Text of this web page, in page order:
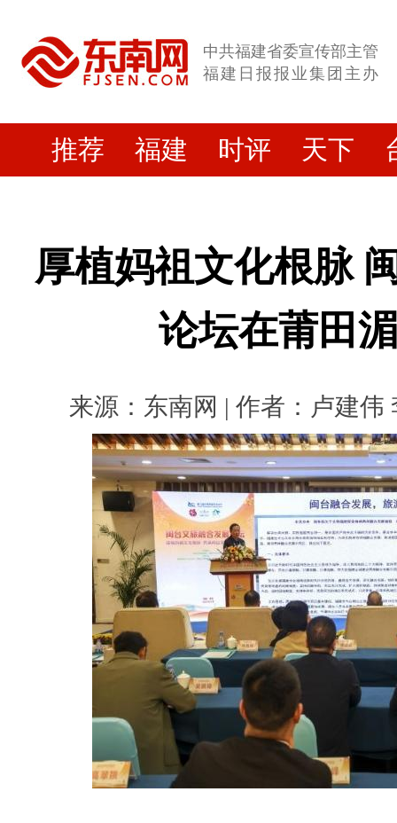
中共福建省委宣传部主管
福建日报报业集团主办
推荐 福建 时评 天下
厚植妈祖文化根脉
论坛在莆田
来源：东南网 | 作者：卢建伟